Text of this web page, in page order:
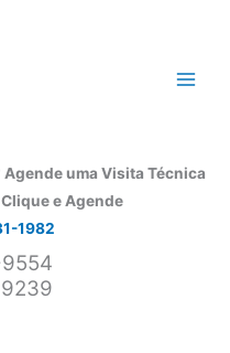
Agende uma Visita Técnica
Clique e Agende
1982